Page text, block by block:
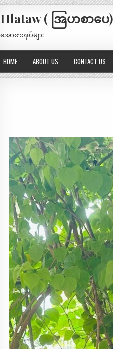
Hlataw ( အြပာစာပေ)
အောစာအုပ်များ
HOME ABOUT US CONTACT US